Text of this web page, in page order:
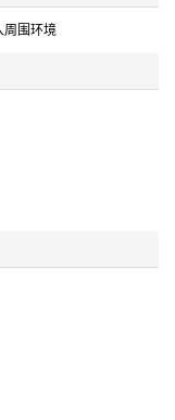
周围环境